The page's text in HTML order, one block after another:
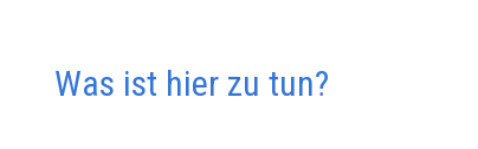
Was ist hier zu tun?